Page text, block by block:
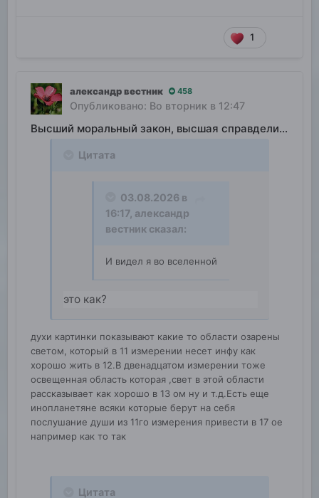
1
александр вестник 458
Опубликовано: Во вторник в 12:47
Высший моральный закон, высшая справделивость
Цитата
03.08.2026 в
16:17, александр
вестник сказал:
И видел я во вселенной
это как?
духи картинки показывают какие то области озарены
светом, который в 11 измерении несет инфу как
хорошо жить в 12.В двенадцатом измерении тоже
освещенная область которая ,свет в этой области
рассказывает как хорошо в 13 ом ну и т.д.Есть еще
инопланетяне всяки которые берут на себя
послушание души из 11го измерения привести в 17 ое
например как то так
Цитата